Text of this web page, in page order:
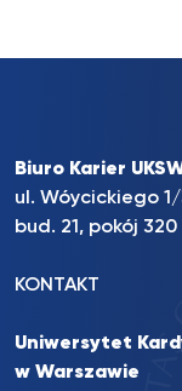
Biuro Karier
ul. Wóycickiego
bud. 21, pokój 320
KONTAKT
Uniwersytet
w Warszawie